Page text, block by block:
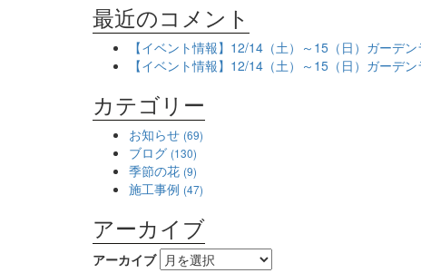
最近のコメント
【イベント情報】12/14（土）～15（日）ガーデ
【イベント情報】12/14（土）～15（日）ガーデ
カテゴリー
お知らせ (69)
ブログ (130)
季節の花 (9)
施工事例 (47)
アーカイブ
アーカイブ